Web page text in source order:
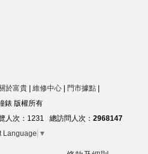
於富貴 維修中心 門市據點
錶 版權所有
次： 1231 總訪問人次： 2968147
Language ▼